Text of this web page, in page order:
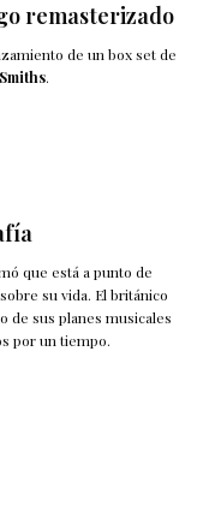
remasterizado
de un box set de
.
que está a punto de
su vida. El británico
de sus planes musicales
por un tiempo.